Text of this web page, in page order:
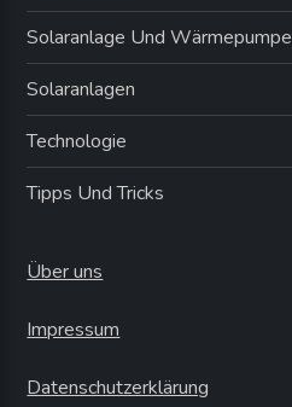
Solaranlage Und Wärmepumpe
Solaranlagen
Technologie
Tipps Und Tricks
Über uns
Impressum
Datenschutzerklärung